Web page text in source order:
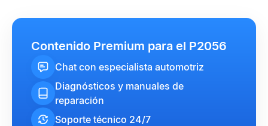
Contenido Premium para el P2056
Chat con especialista automotriz
Diagnósticos y manuales de
reparación
Soporte técnico 24/7